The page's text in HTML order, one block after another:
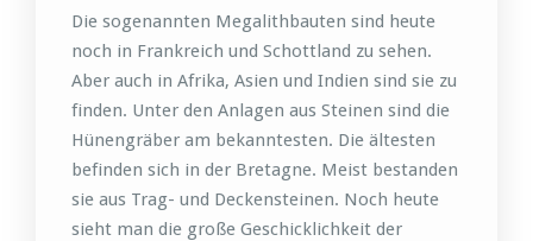
Die sogenannten Megalithbauten sind heute
noch in Frankreich und Schottland zu sehen.
Aber auch in Afrika, Asien und Indien sind sie zu
finden. Unter den Anlagen aus Steinen sind die
Hünengräber am bekanntesten. Die ältesten
befinden sich in der Bretagne. Meist bestanden
sie aus Trag- und Deckensteinen. Noch heute
sieht man die große Geschicklichkeit der